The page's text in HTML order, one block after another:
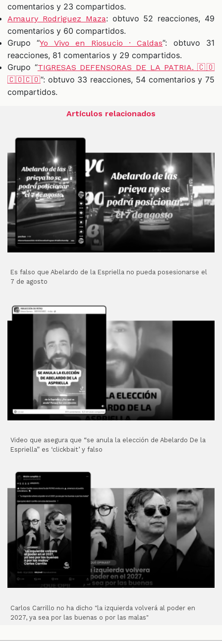
comentarios y 23 compartidos.
Amaury Rodriguez Maza: obtuvo 52 reacciones, 49
comentarios y 60 compartidos.
Grupo “Yo Vivo en Riosucio · Caldas”: obtuvo 31
reacciones, 81 comentarios y 29 compartidos.
Grupo “TIGRESAS DEFENSORAS DE LA PATRIA. 🇨🇴
🇨🇴🇨🇴”: obtuvo 33 reacciones, 54 comentarios y 75
compartidos.
Artículos relacionados
Es falso que Abelardo de la Espriella no pueda posesionarse el
7 de agosto
Video que asegura que “se anula la elección de Abelardo De la
Espriella” es ‘clickbait’ y falso
Carlos Carrillo no ha dicho "la izquierda volverá al poder en
2027, ya sea por las buenas o por las malas"